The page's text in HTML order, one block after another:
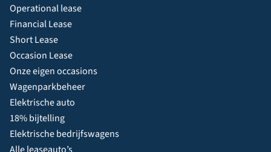
Operational lease
Financial Lease
Short Lease
Occasion Lease
Onze eigen occasions
Wagenparkbeheer
Elektrische auto
18% bijtelling
Elektrische bedrijfswagens